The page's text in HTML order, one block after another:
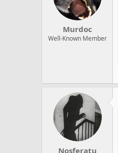
Murdoc
Well-Known Member
Nosferatu